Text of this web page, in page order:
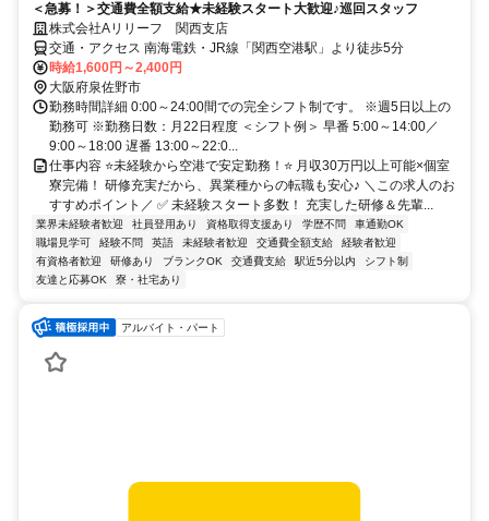
＜急募！＞交通費全額支給★未経験スタート大歓迎♪巡回スタッフ
株式会社Aリリーフ 関西支店
交通・アクセス 南海電鉄・JR線「関西空港駅」より徒歩5分
時給1,600円～2,400円
大阪府泉佐野市
勤務時間詳細 0:00～24:00間での完全シフト制です。 ※週5日以上の
勤務可 ※勤務日数：月22日程度 ＜シフト例＞ 早番 5:00～14:00／
9:00～18:00 遅番 13:00～22:0...
仕事内容 ⭐未経験から空港で安定勤務！⭐ 月収30万円以上可能×個室
寮完備！ 研修充実だから、異業種からの転職も安心♪ ＼この求人のお
すすめポイント／ ✅ 未経験スタート多数！ 充実した研修＆先輩...
業界未経験者歓迎 社員登用あり 資格取得支援あり 学歴不問
車通勤OK
職場見学可
経験不問 英語 未経験者歓迎 交通費全額支給
経験者歓迎
有資格者歓迎
研修あり ブランクOK 交通費支給 駅近5分以内
シフト制
友達と応募OK
寮・社宅あり
アルバイト・パート